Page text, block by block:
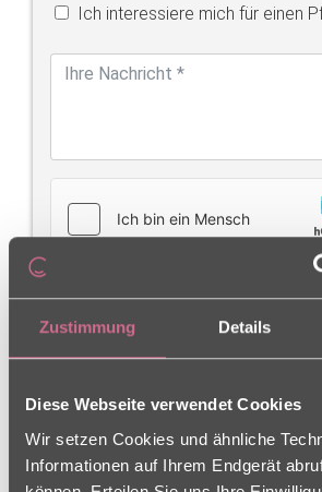
Zustimmung Details
Diese Webseite verwendet Cookies
Wir setzen Cookies und ähnliche
Informationen auf Ihrem Endgerät
Ich interessiere mich für einen
ANFAHRT